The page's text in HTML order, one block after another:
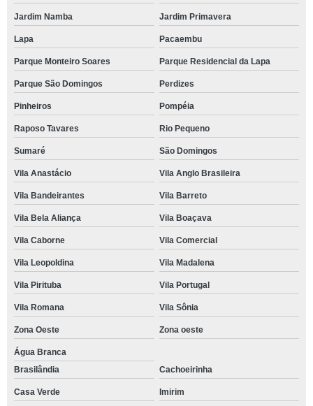
Jardim Namba Jardim Primavera
Lapa Pacaembu
Parque Monteiro Soares Parque Residencial da Lapa
Parque São Domingos Perdizes
Pinheiros Pompéia
Raposo Tavares Rio Pequeno
Sumaré São Domingos
Vila Anastácio Vila Anglo Brasileira
Vila Bandeirantes Vila Barreto
Vila Bela Aliança Vila Boaçava
Vila Caborne Vila Comercial
Vila Leopoldina Vila Madalena
Vila Pirituba Vila Portugal
Vila Romana Vila Sônia
Zona Oeste Zona oeste
Água Branca
Brasilândia
Cachoeirinha
Casa Verde Imirim